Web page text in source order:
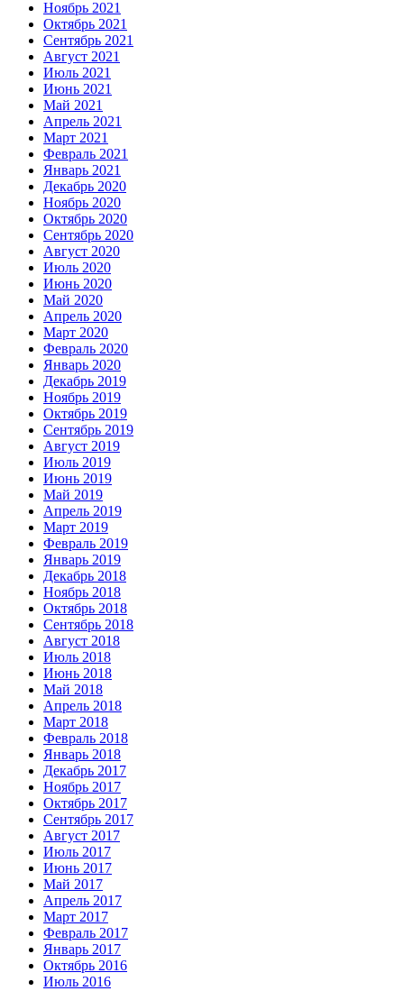
Ноябрь 2021
Октябрь 2021
Сентябрь 2021
Август 2021
Июль 2021
Июнь 2021
Май 2021
Апрель 2021
Март 2021
Февраль 2021
Январь 2021
Декабрь 2020
Ноябрь 2020
Октябрь 2020
Сентябрь 2020
Август 2020
Июль 2020
Июнь 2020
Май 2020
Апрель 2020
Март 2020
Февраль 2020
Январь 2020
Декабрь 2019
Ноябрь 2019
Октябрь 2019
Сентябрь 2019
Август 2019
Июль 2019
Июнь 2019
Май 2019
Апрель 2019
Март 2019
Февраль 2019
Январь 2019
Декабрь 2018
Ноябрь 2018
Октябрь 2018
Сентябрь 2018
Август 2018
Июль 2018
Июнь 2018
Май 2018
Апрель 2018
Март 2018
Февраль 2018
Январь 2018
Декабрь 2017
Ноябрь 2017
Октябрь 2017
Сентябрь 2017
Август 2017
Июль 2017
Июнь 2017
Май 2017
Апрель 2017
Март 2017
Февраль 2017
Январь 2017
Октябрь 2016
Июль 2016